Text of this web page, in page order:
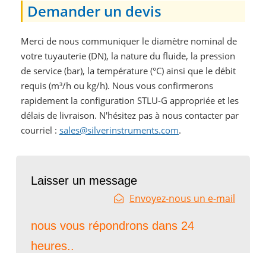
Demander un devis
Merci de nous communiquer le diamètre nominal de
votre tuyauterie (DN), la nature du fluide, la pression
de service (bar), la température (°C) ainsi que le débit
requis (m³/h ou kg/h). Nous vous confirmerons
rapidement la configuration STLU-G appropriée et les
délais de livraison. N'hésitez pas à nous contacter par
courriel : sales@silverinstruments.com.
Laisser un message
Envoyez-nous un e-mail
nous vous répondrons dans 24
heures..